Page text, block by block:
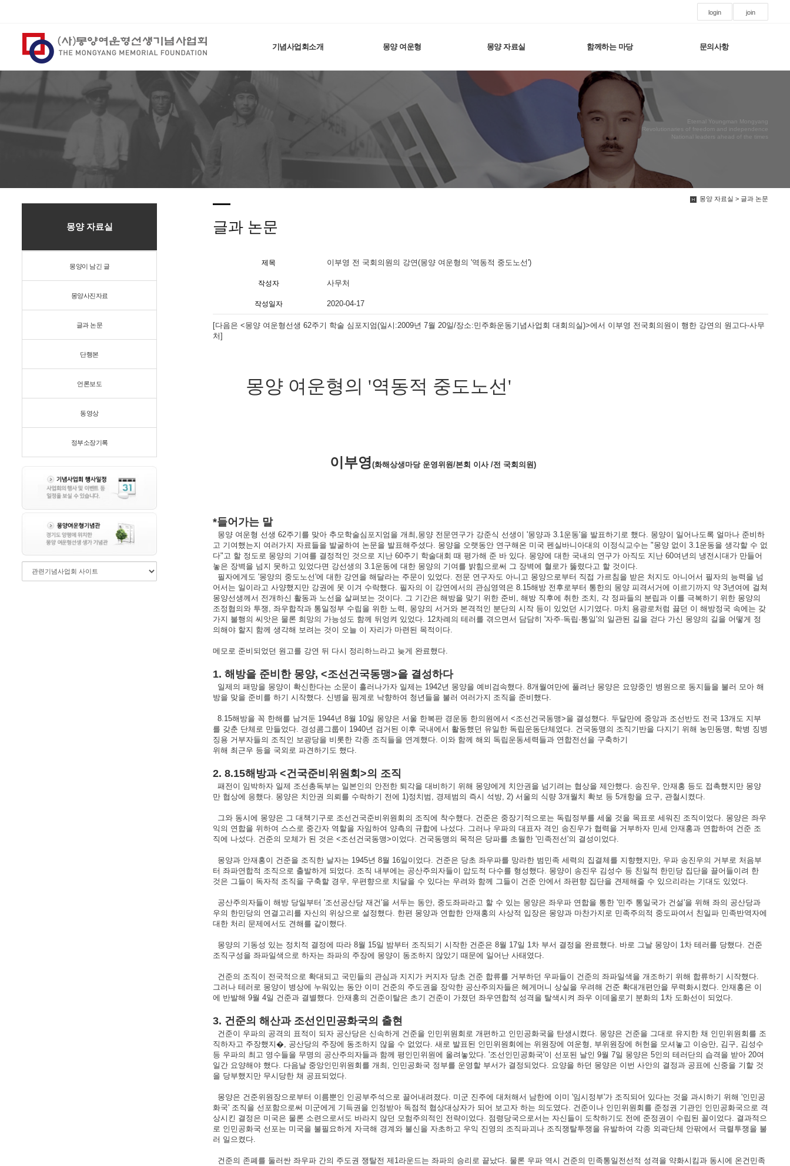
login join
기념사업회소개 몽양 여운형 몽양 자료실 함께하는 마당 문의사항
Eternal Youngman Mongyang
Revolutionaries of freedom and independence
National leaders ahead of the times
몽양 자료실 > 글과 논문
몽양 자료실
몽양이 남긴 글
몽양사진자료
글과 논문
단행본
언론보도
동영상
정부소장기록
글과 논문
제목 이부영 전 국회의원의 강연(몽양 여운형의 '역동적 중도노선')
작성자 사무처
작성일자 2020-04-17
[다음은 <몽양 여운형선생 62주기 학술 심포지엄(일시:2009년 7월 20일/장소:민주화운동기념사업회 대회의실)>에서 이부영 전국회의원이 행한 강연의 원고다-사무
처]
몽양 여운형의 '역동적 중도노선'
이부영(화해상생마당 운영위원/본회 이사 /전 국회의원)
*들어가는 말
몽양 여운형 선생 62주기를 맞아 추모학술심포지엄을 개최,몽양 전문연구가 강준식 선생이 '몽양과 3.1운동'을 발표하기로 했다. 몽양이 일어나도록 얼마나 준비하
고 기여했는지 여러가지 자료들을 발굴하여 논문을 발표해주셨다. 몽양을 오랫동안 연구해온 미국 펜실바니아대의 이정식교수는 "몽양 없이 3.1운동을 생각할 수 없
다"고 할 정도로 몽양의 기여를 결정적인 것으로 지난 60주기 학술대회 때 평가해 준 바 있다. 몽양에 대한 국내의 연구가 아직도 지난 60여년의 냉전시대가 만들어
놓은 장벽을 넘지 못하고 있었다면 강선생의 3.1운동에 대한 몽양의 기여를 밝힘으로써 그 장벽에 혈로가 뚫렸다고 할 것이다.
필자에게도 '몽양의 중도노선'에 대한 강연을 해달라는 주문이 있었다. 전문 연구자도 아니고 몽양으로부터 직접 가르침을 받은 처지도 아니어서 필자의 능력을 넘
어서는 일이라고 사양했지만 강권에 못 이겨 수락했다. 필자의 이 강연에서의 관심영역은 8.15해방 전후로부터 통한의 몽양 피격서거에 이르기까지 약 3년여에 걸쳐
몽양선생께서 전개하신 활동과 노선을 살펴보는 것이다. 그 기간은 해방을 맞기 위한 준비, 해방 직후에 취한 조치, 각 정파들의 분립과 이를 극복하기 위한 몽양의
조정협의와 투쟁, 좌우합작과 통일정부 수립을 위한 노력, 몽양의 서거와 본격적인 분단의 시작 등이 있었던 시기였다. 마치 용광로처럼 끓던 이 해방정국 속에는 갖
가지 불행의 씨앗은 물론 희망의 가능성도 함께 뒤엉켜 있었다. 12차례의 테러를 겪으면서 담담히 '자주·독립·통일'의 일관된 길을 걷다 가신 몽양의 길을 어떻게 정
의해야 할지 함께 생각해 보려는 것이 오늘 이 자리가 마련된 목적이다.
메모로 준비되었던 원고를 강연 뒤 다시 정리하느라고 늦게 완료했다.
1. 해방을 준비한 몽양, <조선건국동맹>을 결성하다
일제의 패망을 몽양이 확신한다는 소문이 흘러나가자 일제는 1942년 몽양을 예비검속했다. 8개월여만에 풀려난 몽양은 요양중인 병원으로 동지들을 불러 모아 해
방을 맞을 준비를 하기 시작했다. 신병을 핑계로 낙향하여 청년들을 불러 여러가지 조직을 준비했다.
8.15해방을 꼭 한해를 남겨둔 1944년 8월 10일 몽양은 서울 한복판 경운동 한의원에서 <조선건국동맹>을 결성했다. 두달만에 중앙과 조선반도 전국 13개도 지부
를 갖춘 단체로 만들었다. 경성콤그룹이 1940년 검거된 이후 국내에서 활동했던 유일한 독립운동단체였다. 건국동맹의 조직기반을 다지기 위해 농민동맹, 학병 징병
징용 거부자들의 조직인 보광당을 비롯한 각종 조직들을 연계했다. 이와 함께 해외 독립운동세력들과 연합전선을 구축하기
위해 최근우 등을 국외로 파견하기도 했다.
2. 8.15해방과 <건국준비위원회>의 조직
패전이 임박하자 일제 조선총독부는 일본인의 안전한 퇴각을 대비하기 위해 몽양에게 치안권을 넘기려는 협상을 제안했다. 송진우, 안재홍 등도 접촉했지만 몽양
만 협상에 응했다. 몽양은 치안권 의뢰를 수락하기 전에 1)정치범, 경제범의 즉시 석방, 2) 서울의 식량 3개월치 확보 등 5개항을 요구, 관철시켰다.
그와 동시에 몽양은 그 대책기구로 조선건국준비위원회의 조직에 착수했다. 건준은 중장기적으로는 독립정부를 세울 것을 목표로 세워진 조직이었다. 몽양은 좌우
익의 연합을 위하여 스스로 중간자 역할을 자임하여 양측의 규합에 나섰다. 그러나 우파의 대표자 격인 송진우가 협력을 거부하자 민세 안재홍과 연합하여 건준 조
직에 나섰다. 건준의 모체가 된 것은 <조선건국동맹>이었다. 건국동맹의 목적은 당파를 초월한 '민족전선'의 결성이었다.
몽양과 안재홍이 건준을 조직한 날자는 1945년 8월 16일이었다. 건준은 당초 좌우파를 망라한 범민족 세력의 집결체를 지향했지만, 우파 송진우의 거부로 처음부
터 좌파연합적 조직으로 출발하게 되었다. 조직 내부에는 공산주의자들이 압도적 다수를 형성했다. 몽양이 송진우 김성수 등 친일적 한민당 집단을 끌어들이려 한
것은 그들이 독자적 조직을 구축할 경우, 우편향으로 치달을 수 있다는 우려와 함께 그들이 건준 안에서 좌편향 집단을 견제해줄 수 있으리라는 기대도 있었다.
공산주의자들이 해방 당일부터 '조선공산당 재건'을 서두는 동안, 중도좌파라고 할 수 있는 몽양은 좌우파 연합을 통한 '민주 통일국가 건설'을 위해 좌의 공산당과
우의 한민당의 연결고리를 자신의 위상으로 설정했다. 한편 몽양과 연합한 안재홍의 사상적 입장은 몽양과 마찬가지로 민족주의적 중도파여서 친일파 민족반역자에
대한 처리 문제에서도 견해를 같이했다.
몽양의 기동성 있는 정치적 결정에 따라 8월 15일 밤부터 조직되기 시작한 건준은 8월 17일 1차 부서 결정을 완료했다. 바로 그날 몽양이 1차 테러를 당했다. 건준
조직구성을 좌파일색으로 하자는 좌파의 주장에 몽양이 동조하지 않았기 때문에 일어난 사태였다.
건준의 조직이 전국적으로 확대되고 국민들의 관심과 지지가 커지자 당초 건준 합류를 거부하던 우파들이 건준의 좌파일색을 개조하기 위해 합류하기 시작했다.
그러나 테러로 몽양이 병상에 누워있는 동안 이미 건준의 주도권을 장악한 공산주의자들은 헤게머니 상실을 우려해 건준 확대개편안을 무력화시켰다. 안재홍은 이
에 반발해 9월 4일 건준과 결별했다. 안재홍의 건준이탈은 초기 건준이 가졌던 좌우연합적 성격을 탈색시켜 좌우 이데올로기 분화의 1차 도화선이 되었다.
3. 건준의 해산과 조선인민공화국의 출현
건준이 우파의 공격의 표적이 되자 공산당은 신속하게 건준을 인민위원회로 개편하고 인민공화국을 탄생시켰다. 몽양은 건준을 그대로 유지한 채 인민위원회를 조
직하자고 주장했지�, 공산당의 주장에 동조하지 않을 수 없었다. 새로 발표된 인민위원회에는 위원장에 여운형, 부위원장에 허헌을 모셔놓고 이승만, 김구, 김성수
등 우파의 최고 영수들을 무명의 공산주의자들과 함께 평인민위원에 올려놓았다. '조선인민공화국'이 선포된 날인 9월 7일 몽양은 5인의 테러단의 습격을 받아 20여
일간 요양해야 했다. 다음날 중앙인민위원회를 개최, 인민공화국 정부를 운영할 부서가 결정되었다. 요양을 하던 몽양은 이번 사안의 결정과 공표에 신중을 기할 것
을 당부했지만 무시당한 채 공표되었다.
몽양은 건준위원장으로부터 이름뿐인 인공부주석으로 끌어내려졌다. 미군 진주에 대처해서 남한에 이미 '임시정부'가 조직되어 있다는 것을 과시하기 위해 '인민공
화국' 조직을 선포함으로써 미군에게 기득권을 인정받아 독점적 협상대상자가 되어 보고자 하는 의도였다. 건준이나 인민위원회를 준정권 기관인 인민공화국으로 격
상시킨 결정은 미국은 물론 소련으로서도 바라지 않던 모험주의적인 전략이었다. 점령당국으로서는 자신들이 도착하기도 전에 준정권이 수립된 꼴이었다. 결과적으
로 인민공화국 선포는 미국을 불필요하게 자극해 경계와 불신을 자초하고 우익 진영의 조직파괴나 조직쟁탈투쟁을 유발하여 각종 외곽단체 안팎에서 극렬투쟁을 불
러 일으켰다.
건준의 존폐를 둘러싼 좌우파 간의 주도권 쟁탈전 제1라운드는 좌파의 승리로 끝났다. 물론 우파 역시 건준의 민족통일전선적 성격을 약화시킴과 동시에 온건민족